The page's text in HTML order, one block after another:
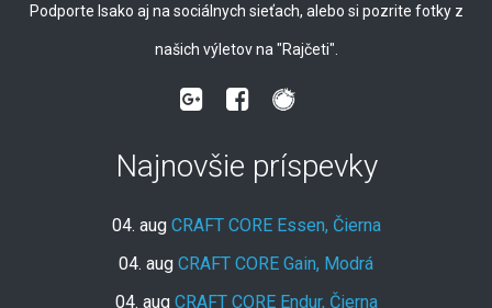
Podporte Isako aj na sociálnych sieťach, alebo si pozrite fotky z
našich výletov na "Rajčeti".
Najnovšie príspevky
04. aug CRAFT CORE Essen, Čierna
04. aug CRAFT CORE Gain, Modrá
04. aug CRAFT CORE Endur, Čierna